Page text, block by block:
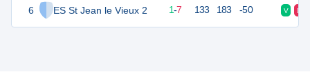
6
ES St Jean le Vieux 2
14 10 1-7 133 183 -50 V D